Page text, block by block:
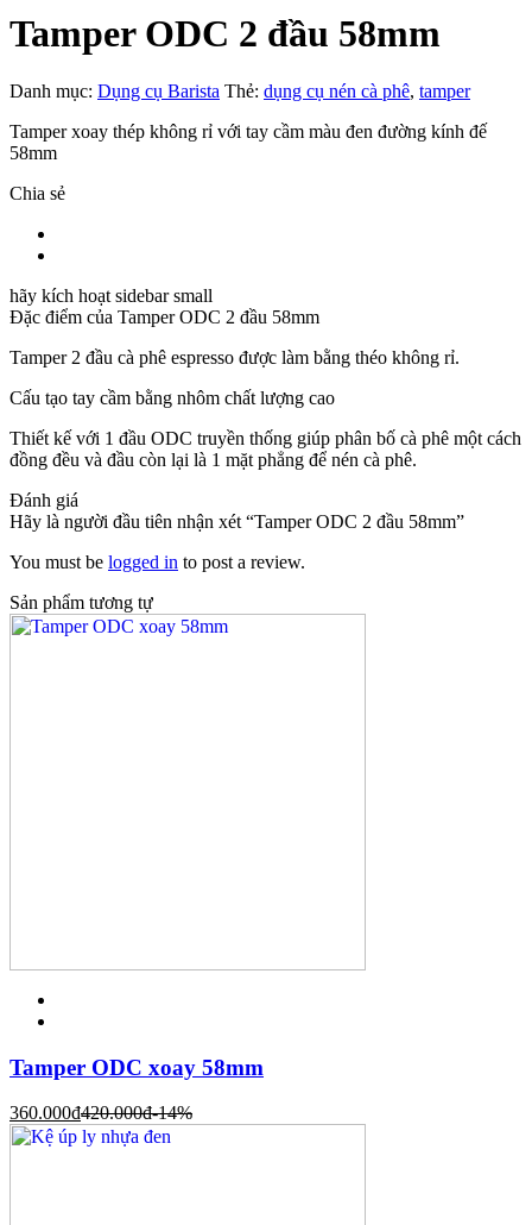
Tamper ODC 2 đầu 58mm
Danh mục: Dụng cụ Barista Thẻ: dụng cụ nén cà phê, tamper
Tamper xoay thép không rỉ với tay cầm màu đen đường kính đế
58mm
Chia sẻ
hãy kích hoạt sidebar small
Đặc điểm của Tamper ODC 2 đầu 58mm
Tamper 2 đầu cà phê espresso được làm bằng théo không rỉ.
Cấu tạo tay cầm bằng nhôm chất lượng cao
Thiết kế với 1 đầu ODC truyền thống giúp phân bố cà phê một cách
đồng đều và đầu còn lại là 1 mặt phẳng để nén cà phê.
Đánh giá
Hãy là người đầu tiên nhận xét “Tamper ODC 2 đầu 58mm”
You must be logged in to post a review.
Sản phẩm tương tự
Tamper ODC xoay 58mm
360.000đ420.000đ-14%